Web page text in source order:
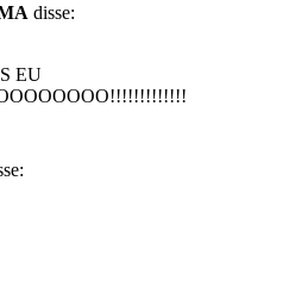
disse:
EU